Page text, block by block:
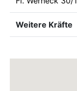
Weitere Kräfte